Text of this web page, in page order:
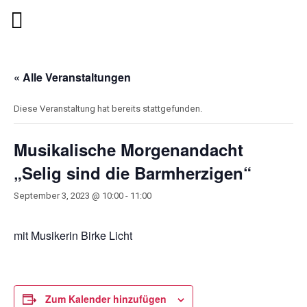
« Alle Veranstaltungen
Diese Veranstaltung hat bereits stattgefunden.
Musikalische Morgenandacht
„Selig sind die Barmherzigen“
September 3, 2023 @ 10:00 - 11:00
mit Musikerin Birke Licht
Zum Kalender hinzufügen